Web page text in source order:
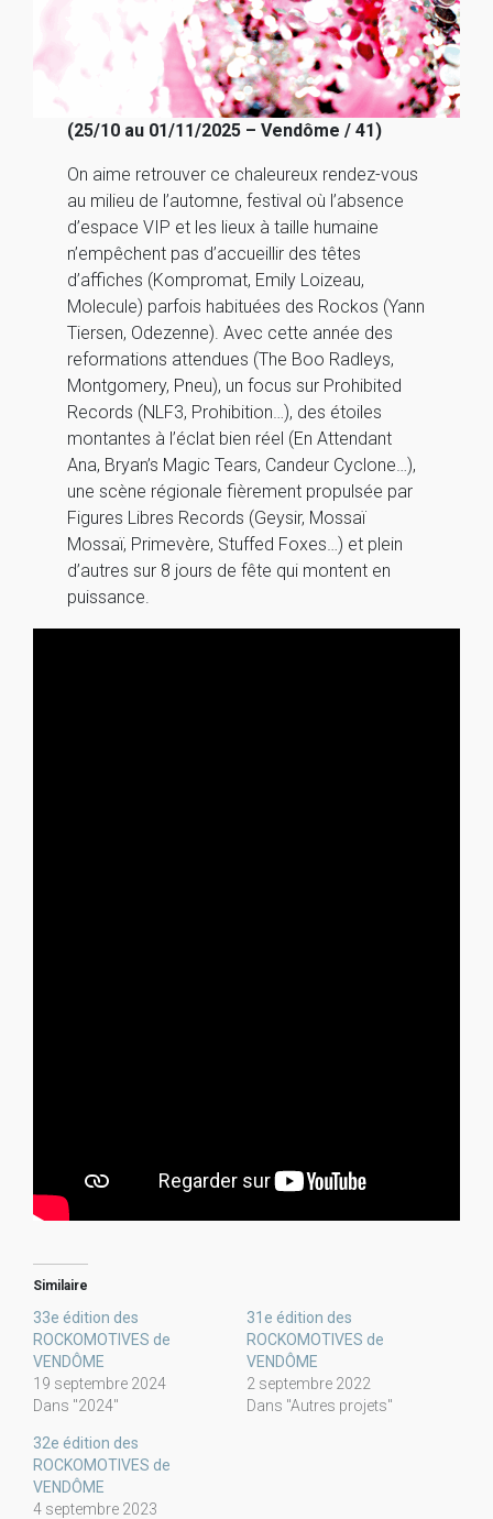
(25/10 au 01/11/2025 – Vendôme / 41)
On aime retrouver ce chaleureux rendez-vous
au milieu de l’automne, festival où l’absence
d’espace VIP et les lieux à taille humaine
n’empêchent pas d’accueillir des têtes
d’affiches (Kompromat, Emily Loizeau,
Molecule) parfois habituées des Rockos (Yann
Tiersen, Odezenne). Avec cette année des
reformations attendues (The Boo Radleys,
Montgomery, Pneu), un focus sur Prohibited
Records (NLF3, Prohibition…), des étoiles
montantes à l’éclat bien réel (En Attendant
Ana, Bryan’s Magic Tears, Candeur Cyclone…),
une scène régionale fièrement propulsée par
Figures Libres Records (Geysir, Mossaï
Mossaï, Primevère, Stuffed Foxes…) et plein
d’autres sur 8 jours de fête qui montent en
puissance.
Similaire
33e édition des
ROCKOMOTIVES de
VENDÔME
19 septembre 2024
Dans "2024"
31e édition des
ROCKOMOTIVES de
VENDÔME
2 septembre 2022
Dans "Autres projets"
32e édition des
ROCKOMOTIVES de
VENDÔME
4 septembre 2023